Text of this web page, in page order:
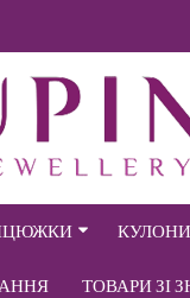
КУЛОНИ
ТОВАРИ ЗІ